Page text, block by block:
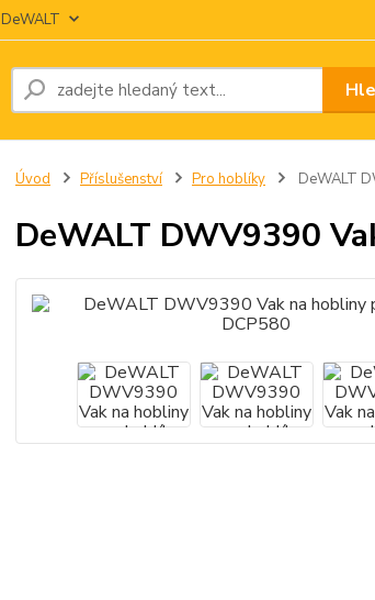
DeWALT
Úvod Příslušenství Pro hoblíky DeWALT
DeWALT DWV9390